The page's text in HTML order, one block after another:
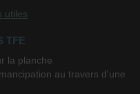
utiles
TFE
la planche
au travers d'une